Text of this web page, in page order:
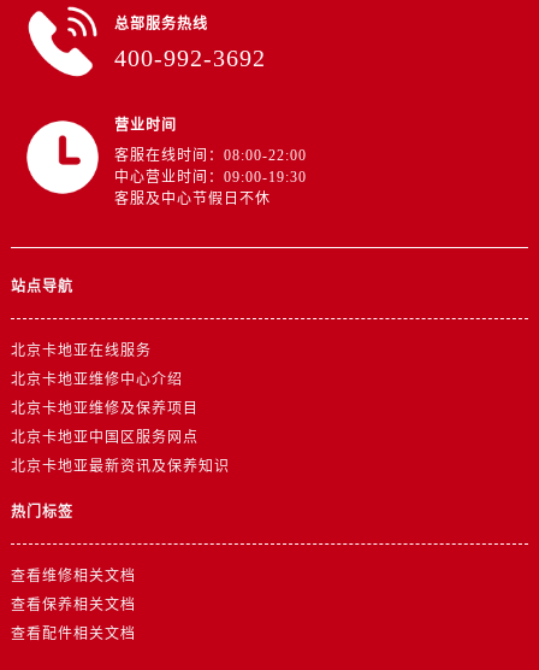
总部服务热线
400-992-3692
营业时间
客服在线时间：08:00-22:00
中心营业时间：09:00-19:30
客服及中心节假日不休
站点导航
北京卡地亚在线服务
北京卡地亚维修中心介绍
北京卡地亚维修及保养项目
北京卡地亚中国区服务网点
北京卡地亚最新资讯及保养知识
热门标签
查看维修相关文档
查看保养相关文档
查看配件相关文档